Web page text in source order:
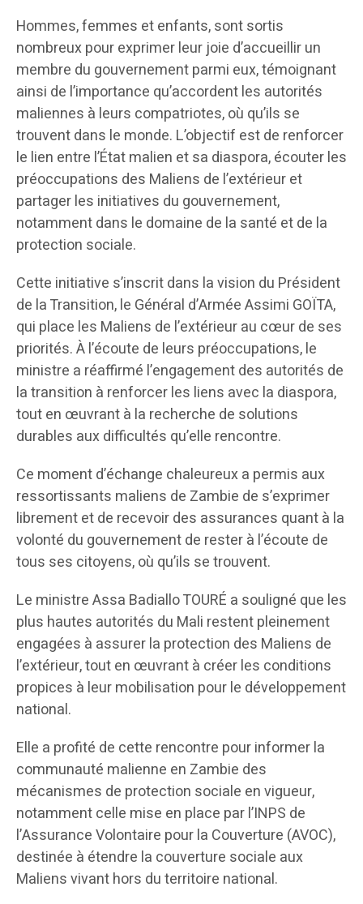
Hommes, femmes et enfants, sont sortis
nombreux pour exprimer leur joie d’accueillir un
membre du gouvernement parmi eux, témoignant
ainsi de l’importance qu’accordent les autorités
maliennes à leurs compatriotes, où qu’ils se
trouvent dans le monde. L’objectif est de renforcer
le lien entre l’État malien et sa diaspora, écouter les
préoccupations des Maliens de l’extérieur et
partager les initiatives du gouvernement,
notamment dans le domaine de la santé et de la
protection sociale.
Cette initiative s’inscrit dans la vision du Président
de la Transition, le Général d’Armée Assimi GOÏTA,
qui place les Maliens de l’extérieur au cœur de ses
priorités. À l’écoute de leurs préoccupations, le
ministre a réaffirmé l’engagement des autorités de
la transition à renforcer les liens avec la diaspora,
tout en œuvrant à la recherche de solutions
durables aux difficultés qu’elle rencontre.
Ce moment d’échange chaleureux a permis aux
ressortissants maliens de Zambie de s’exprimer
librement et de recevoir des assurances quant à la
volonté du gouvernement de rester à l’écoute de
tous ses citoyens, où qu’ils se trouvent.
Le ministre Assa Badiallo TOURÉ a souligné que les
plus hautes autorités du Mali restent pleinement
engagées à assurer la protection des Maliens de
l’extérieur, tout en œuvrant à créer les conditions
propices à leur mobilisation pour le développement
national.
Elle a profité de cette rencontre pour informer la
communauté malienne en Zambie des
mécanismes de protection sociale en vigueur,
notamment celle mise en place par l’INPS de
l’Assurance Volontaire pour la Couverture (AVOC),
destinée à étendre la couverture sociale aux
Maliens vivant hors du territoire national.